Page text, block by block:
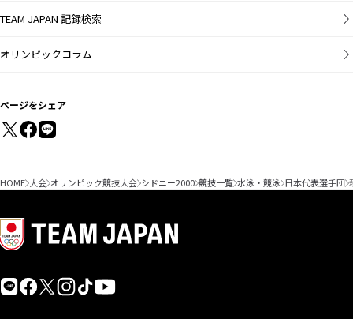
TEAM JAPAN 記録検索
オリンピックコラム
ページをシェア
HOME 大会 オリンピック競技大会 シドニー2000 競技一覧 水泳・競泳 日本代表選手団